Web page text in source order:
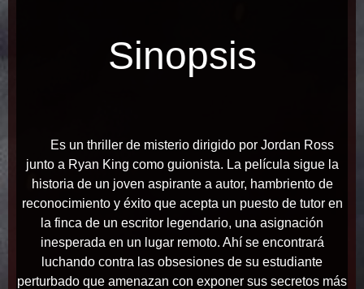
Sinopsis
Es un thriller de misterio dirigido por Jordan Ross
junto a Ryan King como guionista. La película sigue la
historia de un joven aspirante a autor, hambriento de
reconocimiento y éxito que acepta un puesto de tutor en
la finca de un escritor legendario, una asignación
inesperada en un lugar remoto. Ahí se encontrará
luchando contra las obsesiones de su estudiante
perturbado que amenazan con exponer sus secretos más